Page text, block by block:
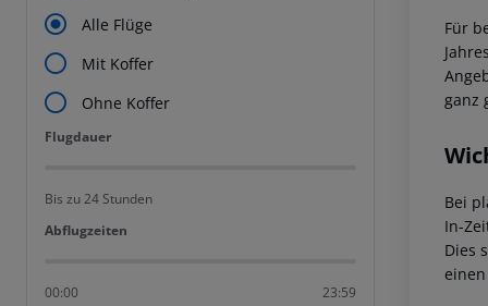
Alle Flüge
Mit Koffer
Ohne Koffer
Flugdauer
Flugdauer
Bis zu 24 Stunden
Abflugzeiten
Abflugzeiten
00:00 23:59
Für
ganz
Bei
In-
Dies